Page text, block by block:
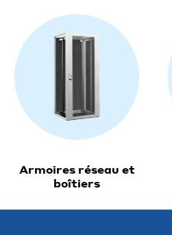
Armoires réseau et
boîtiers